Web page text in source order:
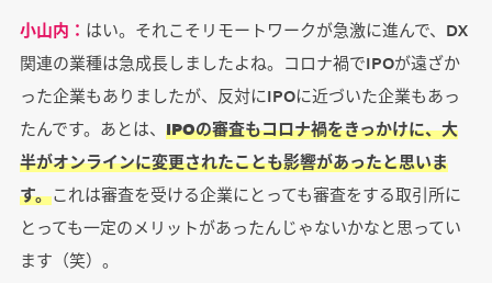
小山内： はい。それこそリモートワークが急激に進んで、DX
関連の業種は急成長しましたよね。コロナ禍でIPOが遠ざか
った企業もありましたが、反対にIPOに近づいた企業もあっ
たんです。あとは、 IPOの審査もコロナ禍をきっかけに、大
半がオンラインに変更されたことも影響があったと思いま
す。これは審査を受ける企業にとっても審査をする取引所に
とっても一定のメリットがあったんじゃないかなと思ってい
ます（笑）。